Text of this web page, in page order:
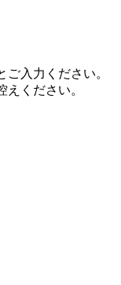
入力ください。
ください。